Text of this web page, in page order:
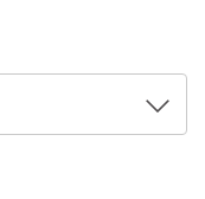
na CLDF podem